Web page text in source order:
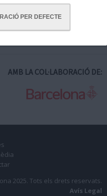
PER DEFECTE
AMB LA COL·LABORACIÓ DE:
2025. Tots els drets reservats.
Avís Legal